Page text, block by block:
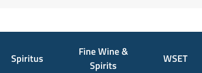
Spiritus
Fine Wine &
Spirits
WSET